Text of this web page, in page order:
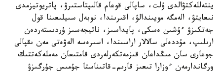
ينتەللەكتۋالدى ۇلت، ساپالى قوعام قالىپتاستىرۋ، پاتريوتيزمدى
نىعايتۋ، الەمگە مويىندالۋ، اقىرىندا، نوبەل سىيلىعىنا قول
جەتكىزۋ ءۇشىن ەسكى، پايداسىز، ناتيجەسىز ۇردىستەردەن
ارىلىپ، مۇددەلى سالالار اراسىندا، اسىرەسە الەۋەتى مەن ىقپالى
جوعارى سان مىڭداعان قىزمەتكەرلەردى قامتىعان مەملەكەتتىك
ورگاندارمەن ءوزارا تىعىز قارىم-قاتىناستا جۇمىس جۇرگىزۋ